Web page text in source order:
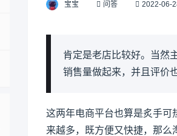
宝宝 问答 2022-06-
肯定是老店比较好。当然
销售量做起来，并且评价
这两年电商平台也算是炙手可
来越多，既方便又快捷，那